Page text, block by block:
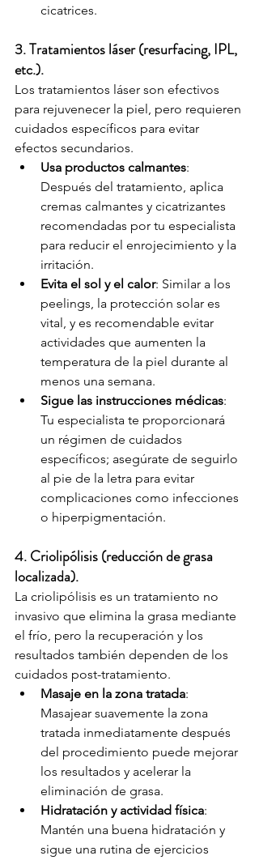
cicatrices.
3. Tratamientos láser (resurfacing, IPL,
etc.).
Los tratamientos láser son efectivos
para rejuvenecer la piel, pero requieren
cuidados específicos para evitar
efectos secundarios.
Usa productos calmantes:
Después del tratamiento, aplica
cremas calmantes y cicatrizantes
recomendadas por tu especialista
para reducir el enrojecimiento y la
irritación.
Evita el sol y el calor: Similar a los
peelings, la protección solar es
vital, y es recomendable evitar
actividades que aumenten la
temperatura de la piel durante al
menos una semana.
Sigue las instrucciones médicas:
Tu especialista te proporcionará
un régimen de cuidados
específicos; asegúrate de seguirlo
al pie de la letra para evitar
complicaciones como infecciones
o hiperpigmentación.
4. Criolipólisis (reducción de grasa
localizada).
La criolipólisis es un tratamiento no
invasivo que elimina la grasa mediante
el frío, pero la recuperación y los
resultados también dependen de los
cuidados post-tratamiento.
Masaje en la zona tratada:
Masajear suavemente la zona
tratada inmediatamente después
del procedimiento puede mejorar
los resultados y acelerar la
eliminación de grasa.
Hidratación y actividad física:
Mantén una buena hidratación y
sigue una rutina de ejercicios